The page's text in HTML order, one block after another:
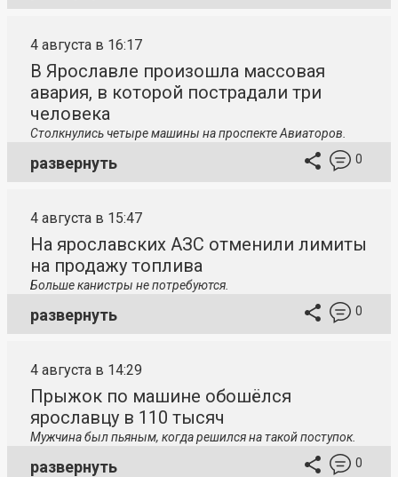
4 августа в 16:17
В Ярославле произошла массовая
авария, в которой пострадали три
человека
Столкнулись четыре машины на проспекте Авиаторов.
развернуть 0
4 августа в 15:47
На ярославских АЗС отменили лимиты
на продажу топлива
Больше канистры не потребуются.
развернуть 0
4 августа в 14:29
Прыжок по машине обошёлся
ярославцу в 110 тысяч
Мужчина был пьяным, когда решился на такой поступок.
развернуть 0